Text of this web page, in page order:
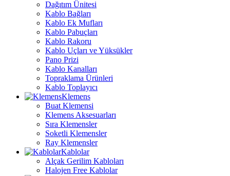
Dağıtım Ünitesi
Kablo Bağları
Kablo Ek Mufları
Kablo Pabuçları
Kablo Rakoru
Kablo Uçları ve Yüksükler
Pano Prizi
Kablo Kanalları
Topraklama Ürünleri
Kablo Toplayıcı
Klemens
Buat Klemensi
Klemens Aksesuarları
Sıra Klemensler
Soketli Klemensler
Ray Klemensler
Kablolar
Alçak Gerilim Kabloları
Halojen Free Kablolar